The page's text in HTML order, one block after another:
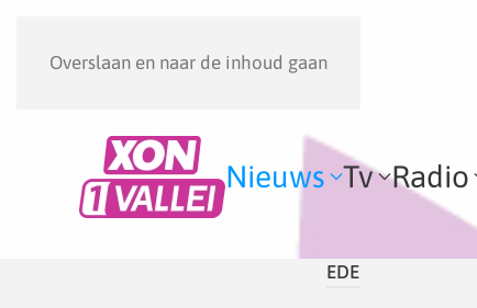
Overslaan en naar de inhoud gaan
Nieuws Tv Radio
EDE